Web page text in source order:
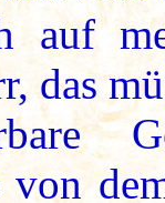
auf
das